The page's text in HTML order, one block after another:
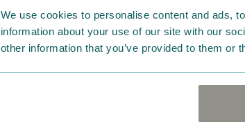
We use cookies to personalise content and ads,
information about your use of our site with our
other information that you’ve provided to them or
そして1953年、『ガルム』は刊